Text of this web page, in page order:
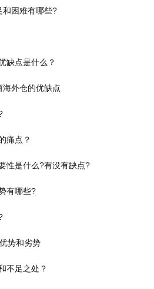
和困难有哪些?
缺点是什么？
外仓的优缺点
痛点？
性是什么?有没有缺点?
有哪些?
势和劣势
不足之处？